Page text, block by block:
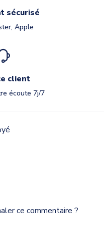
sécurisé
Apple
client
écoute 7j/7
ce commentaire ?